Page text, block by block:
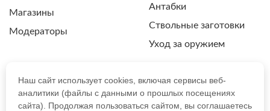
Магазины
Модераторы
Антабки
Ствольные заготовки
Уход за оружием
ПОЛИТИКА КОНФИДЕНЦИАЛЬНОСТИ
Наш сайт использует cookies, включая сервисы веб-
аналитики (файлы с данными о прошлых посещениях
сайта). Продолжая пользоваться сайтом, вы соглашаетесь